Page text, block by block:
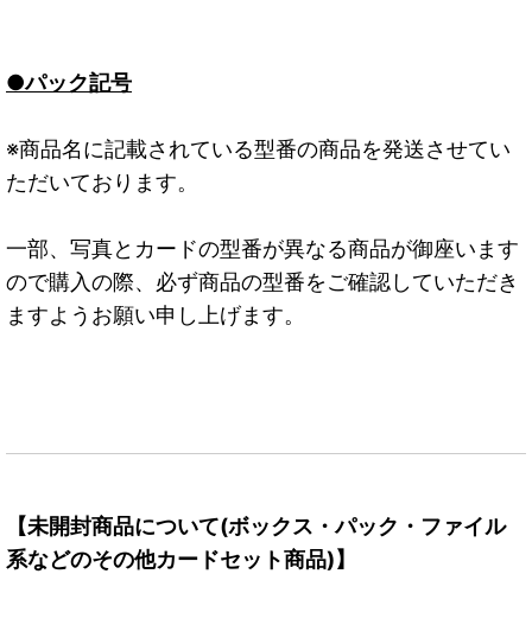
●パック記号
※商品名に記載されている型番の商品を発送させてい
ただいております。
一部、写真とカードの型番が異なる商品が御座います
ので購入の際、必ず商品の型番をご確認していただき
ますようお願い申し上げます。
【未開封商品について(ボックス・パック・ファイル
系などのその他カードセット商品)】